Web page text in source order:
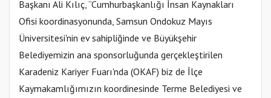
Başkanı Ali Kılıç, “Cumhurbaşkanlığı İnsan Kaynakları
Ofisi koordinasyonunda, Samsun Ondokuz Mayıs
Üniversitesi'nin ev sahipliğinde ve Büyükşehir
Belediyemizin ana sponsorluğunda gerçekleştirilen
Karadeniz Kariyer Fuarı'nda (OKAF) biz de İlçe
Kaymakamlığımızın koordinesinde Terme Belediyesi ve